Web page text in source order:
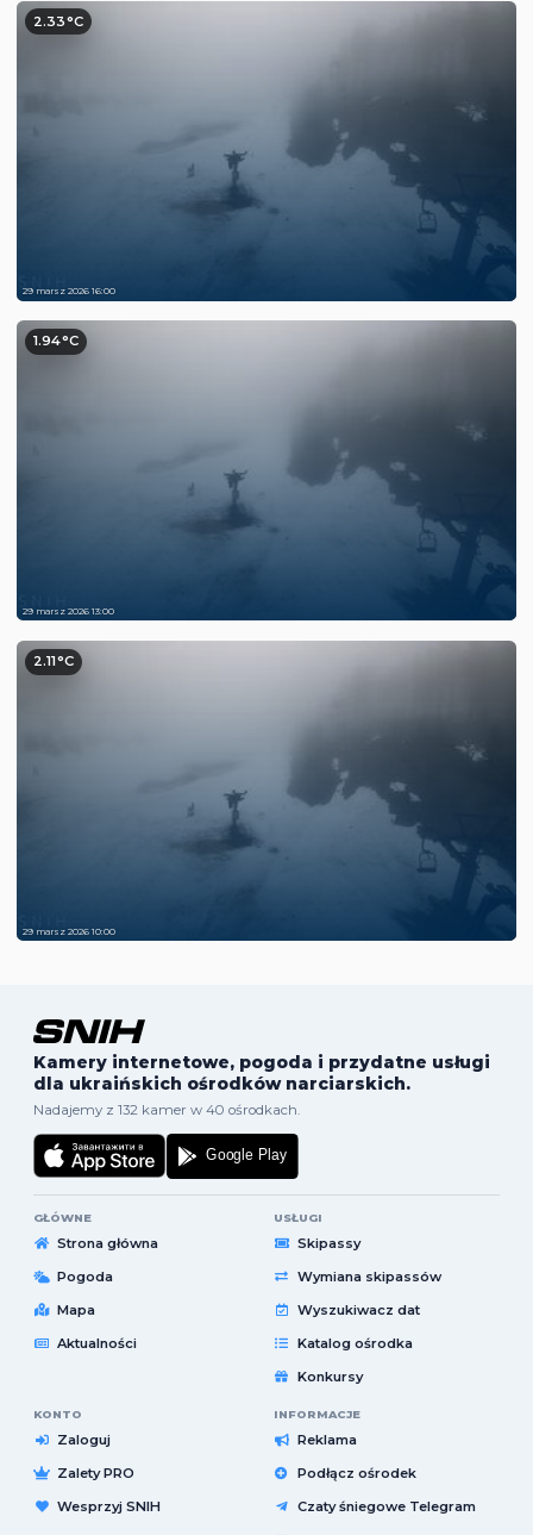
2.33°C
29 marsz 2026 16:00
1.94°C
29 marsz 2026 13:00
2.11°C
29 marsz 2026 10:00
Kamery internetowe, pogoda i przydatne usługi
dla ukraińskich ośrodków narciarskich.
Nadajemy z 132 kamer w 40 ośrodkach.
GŁÓWNE
Strona główna
Pogoda
Mapa
Aktualności
USŁUGI
Skipassy
Wymiana skipassów
Wyszukiwacz dat
Katalog ośrodka
Konkursy
KONTO
Zaloguj
Zalety PRO
Wesprzyj SNIH
INFORMACJE
Reklama
Podłącz ośrodek
Czaty śniegowe Telegram